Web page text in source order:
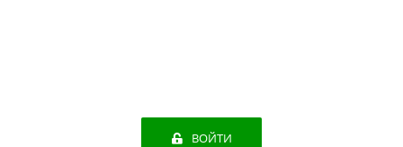
ВОЙТИ